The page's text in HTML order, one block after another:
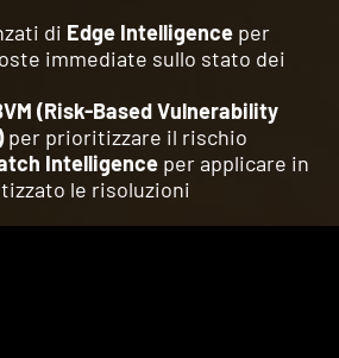
di Edge Intelligence per
immediate sullo stato dei
(Risk-Based Vulnerability
per prioritizzare il rischio
Intelligence per applicare in
le risoluzioni